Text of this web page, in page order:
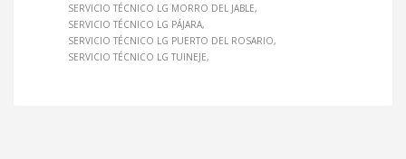
SERVICIO TÉCNICO LG MORRO DEL JABLE
SERVICIO TÉCNICO LG PÁJARA
SERVICIO TÉCNICO LG PUERTO DEL ROSARIO
SERVICIO TÉCNICO LG TUINEJE